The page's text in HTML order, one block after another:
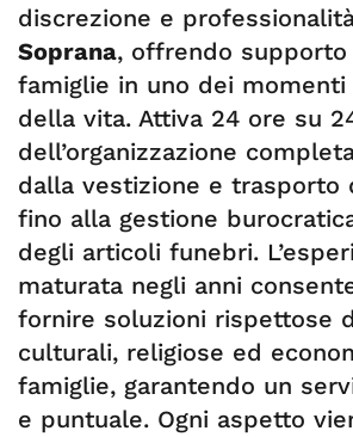
discrezione e
Soprana, offrendo
famiglie in uno dei
della vita. Attiva 24 ore su
dell’organizzazione
dalla vestizione e trasporto
fino alla gestione
degli articoli funebri.
maturata negli anni
fornire soluzioni rispettose
culturali, religiose ed
famiglie, garantendo un
e puntuale. Ogni aspetto